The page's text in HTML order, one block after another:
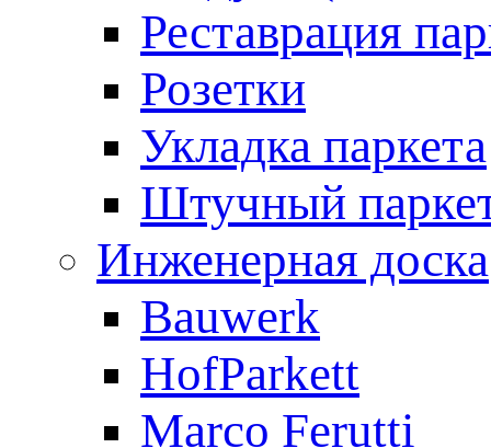
Реставрация
Розетки
Укладка паркета
Штучный
Инженерная доска
Bauwerk
HofParkett
Marco Ferutti